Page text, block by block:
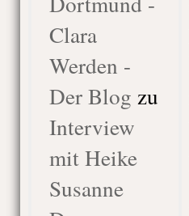
Clara
Werden -
Der Blog zu
Interview
mit Heike
Susanne